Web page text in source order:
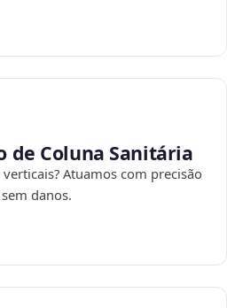
de Coluna Sanitária
Atuamos com precisão
danos.